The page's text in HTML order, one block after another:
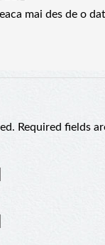
mai des de o
Required fields